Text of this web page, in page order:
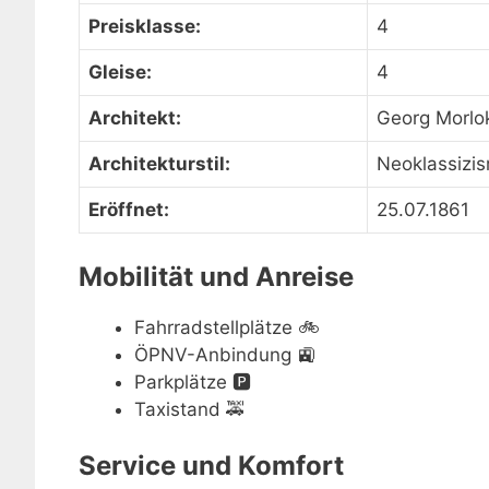
Preisklasse: 4
Gleise: 4
Architekt: Georg
Architekturstil:
Eröffnet: 25.07.1861
Mobilität und Anreise
Fahrradstellplätze 🚲
ÖPNV-Anbindung 🚉
Parkplätze 🅿️
Taxistand 🚕
Service und Komfort